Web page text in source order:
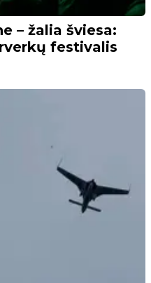
– žalia šviesa:
festivalis